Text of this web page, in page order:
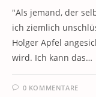
"Als jemand, der
ich ziemlich
Holger Apfel
wird. Ich kann das…
0 KOMMENTARE